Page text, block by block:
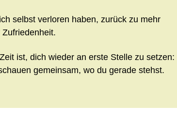
selbst verloren haben, zurück zu mehr
ist, dich wieder an erste Stelle zu setzen:
gemeinsam, wo du gerade stehst.